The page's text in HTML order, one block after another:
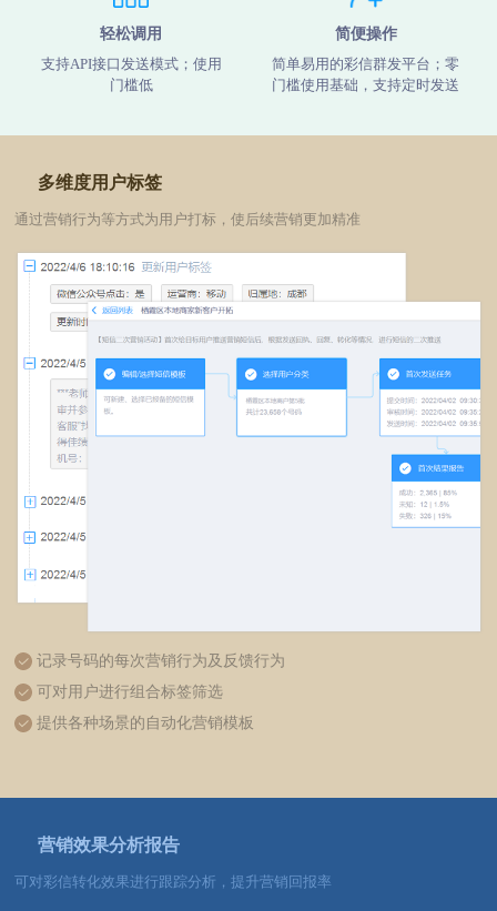
轻松调用
支持API接口发送模式；使用
门槛低
简便操作
简单易用的彩信群发平台；零
门槛使用基础，支持定时发送
多维度用户标签
通过营销行为等方式为用户打标，使后续营销更加精准
记录号码的每次营销行为及反馈行为
可对用户进行组合标签筛选
提供各种场景的自动化营销模板
营销效果分析报告
可对彩信转化效果进行跟踪分析，提升营销回报率